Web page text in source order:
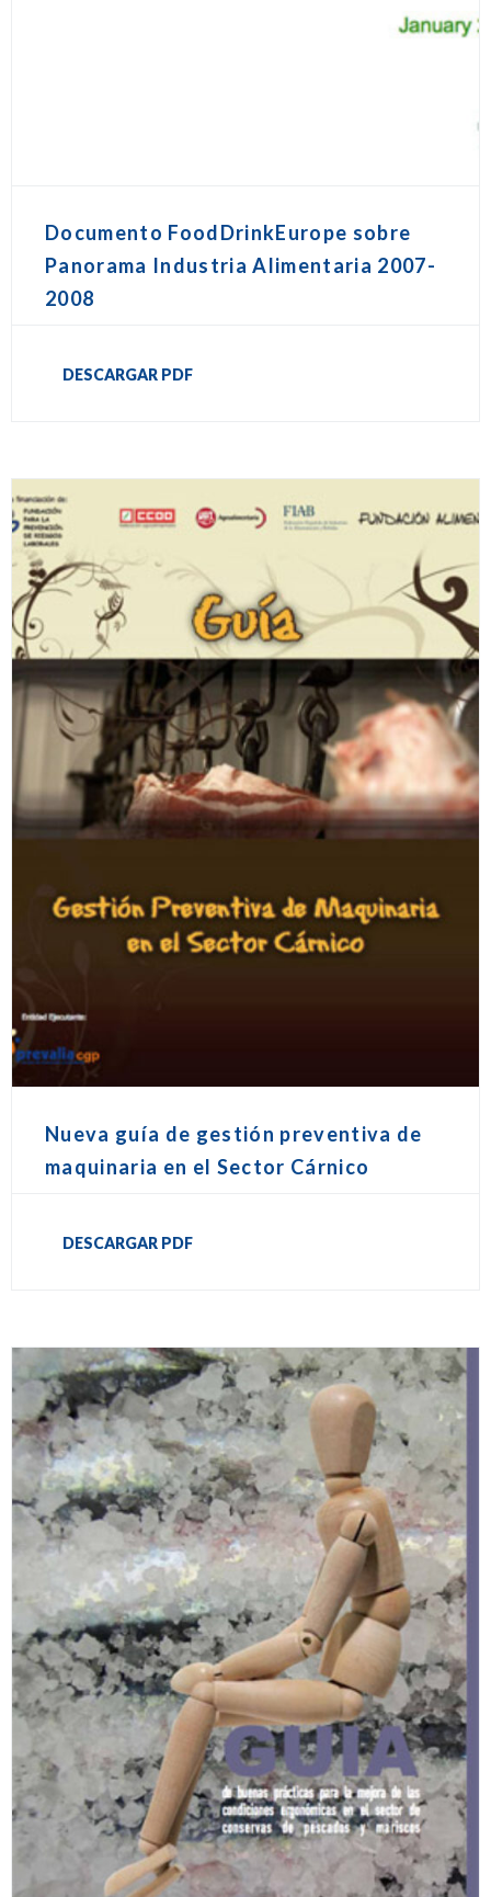
Documento FoodDrinkEurope sobre
Panorama Industria Alimentaria 2007-
2008
DESCARGAR PDF
Nueva guía de gestión preventiva de
maquinaria en el Sector Cárnico
DESCARGAR PDF